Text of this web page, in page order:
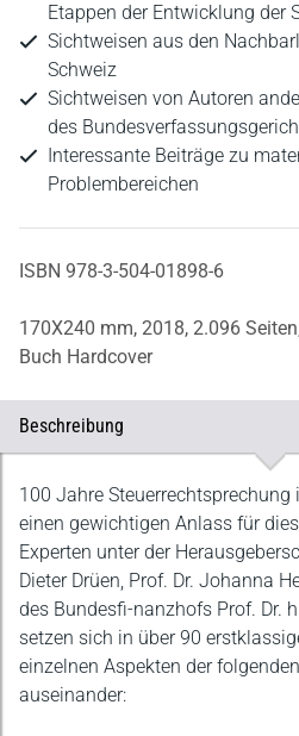
Etappen der Entwicklung der
Sichtweisen aus den
Schweiz
Sichtweisen von Autoren
des
Interessante Beiträge zu
Problembereichen
ISBN 978-3-504-01898-6
170X240 mm, 2018, 2.096
Buch Hardcover
Beschreibung
Beschreibung
100 Jahre Steuerrechtsprechung
einen gewichtigen Anlass für
Experten unter der
Dieter Drüen, Prof. Dr. Johanna
des Bundesfi-nanzhofs Prof. Dr.
setzen sich in über 90
einzelnen Aspekten der
auseinander: